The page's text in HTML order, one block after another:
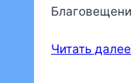
Читать далее